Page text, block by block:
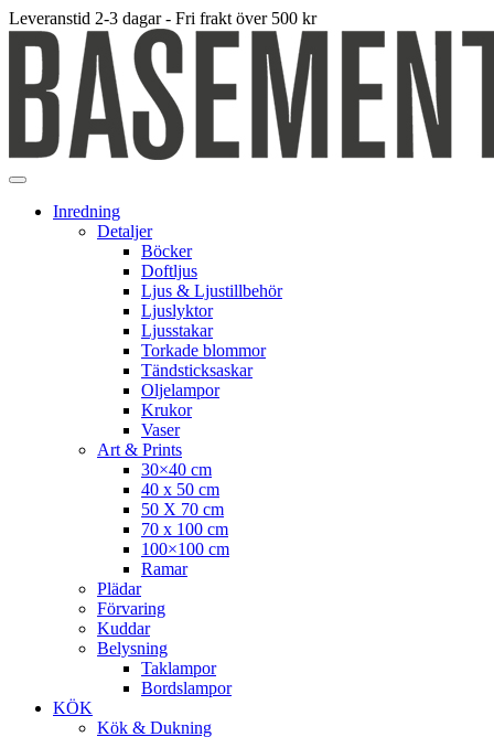
Leveranstid 2-3 dagar - Fri frakt över 500 kr
Inredning
Detaljer
Böcker
Doftljus
Ljus & Ljustillbehör
Ljuslyktor
Ljusstakar
Torkade blommor
Tändsticksaskar
Oljelampor
Krukor
Vaser
Art & Prints
30×40 cm
40 x 50 cm
50 X 70 cm
70 x 100 cm
100×100 cm
Ramar
Plädar
Förvaring
Kuddar
Belysning
Taklampor
Bordslampor
KÖK
Kök & Dukning